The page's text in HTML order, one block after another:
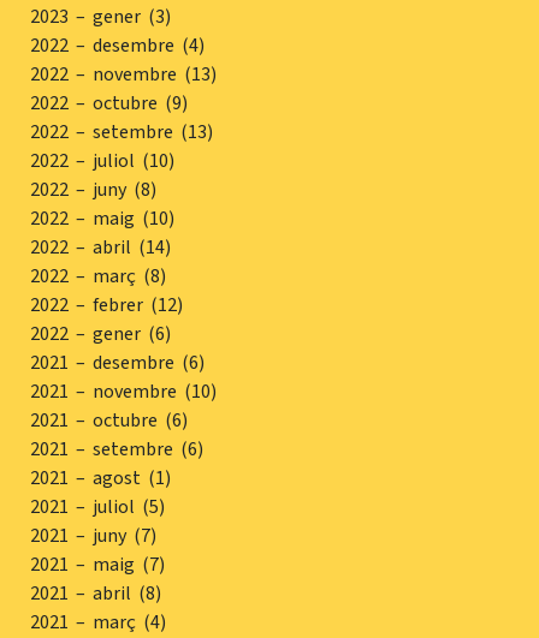
2023 – gener (3)
2022 – desembre (4)
2022 – novembre (13)
2022 – octubre (9)
2022 – setembre (13)
2022 – juliol (10)
2022 – juny (8)
2022 – maig (10)
2022 – abril (14)
2022 – març (8)
2022 – febrer (12)
2022 – gener (6)
2021 – desembre (6)
2021 – novembre (10)
2021 – octubre (6)
2021 – setembre (6)
2021 – agost (1)
2021 – juliol (5)
2021 – juny (7)
2021 – maig (7)
2021 – abril (8)
2021 – març (4)